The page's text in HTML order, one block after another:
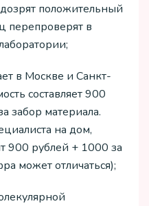
положительный
перепроверят в
в Москве и Санкт-
составляет 900
забор материала.
на дом,
900 рублей + 1000 за
может отличаться);